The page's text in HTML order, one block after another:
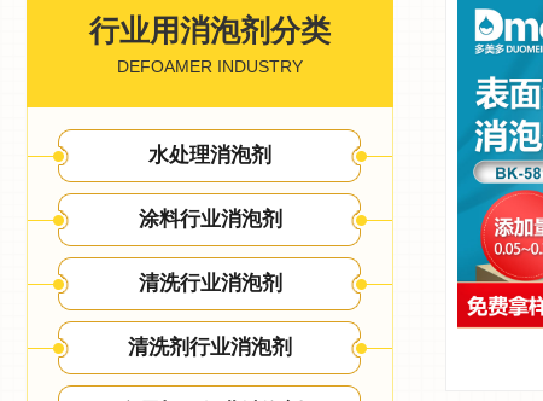
行业用消泡剂分类
DEFOAMER INDUSTRY
水处理消泡剂
涂料行业消泡剂
清洗行业消泡剂
清洗剂行业消泡剂